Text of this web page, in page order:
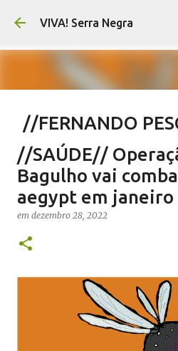
Pular para o
VIVA! Serra Negra
//FERNANDO
Encurtando
em agosto 06, 2026 FERNANDO
NOTÍCIAS SERRA NEGRA VIVA!
0
//SAÚDE//
Bagulho vai
aegypt em janeiro
em dezembro 28, 2022